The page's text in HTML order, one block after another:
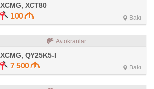
XCMG, XCT80
100 Bakı
Avtokranlar
XCMG, QY25K5-I
7 500 Bakı